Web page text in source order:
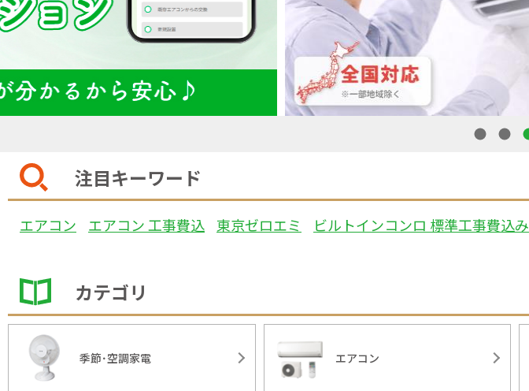
1 2
注目キーワード
エアコン エアコン 工事費込 東京ゼロエミ ビルトインコンロ 標準工事費込み
カテゴリ
季節･空調家電 エアコン